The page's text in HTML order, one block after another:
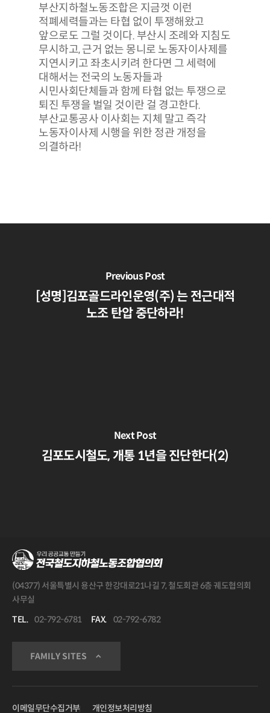
부산지하철노동조합은 지금껏 이런
적폐세력들과는 타협 없이 투쟁해왔고
앞으로도 그럴 것이다. 부산시 조례와 지침도
무시하고, 근거 없는 몽니로 노동자이사제를
지연시키고 좌초시키려 한다면 그 세력에
대해서는 전국의 노동자들과
시민사회단체들과 함께 타협 없는 투쟁으로
퇴진 투쟁을 벌일 것이란 걸 경고한다.
부산교통공사 이사회는 지체 말고 즉각
노동자이사제 시행을 위한 정관 개정을
의결하라!
Previous Post
[성명]김포골드라인운영(주) 는 전근대적
노조 탄압 중단하라!
Next Post
김포도시철도, 개통 1년을 진단한다(2)
(04377) 서울특별시 용산구 한강대로21나길 7, 철도회관 6층 궤도협의회
사무실
TEL. 02-792-6781 FAX. 02-792-6782
FAMILY SITES
이메일무단수집거부 개인정보처리방침